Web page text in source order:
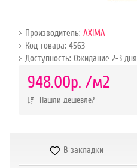
Производитель:AXIMA
Код товара: 4563
Доступность: Ожидание 2-3 дня
948.00р. р.
/м2
Нашли дешевле?
В закладки